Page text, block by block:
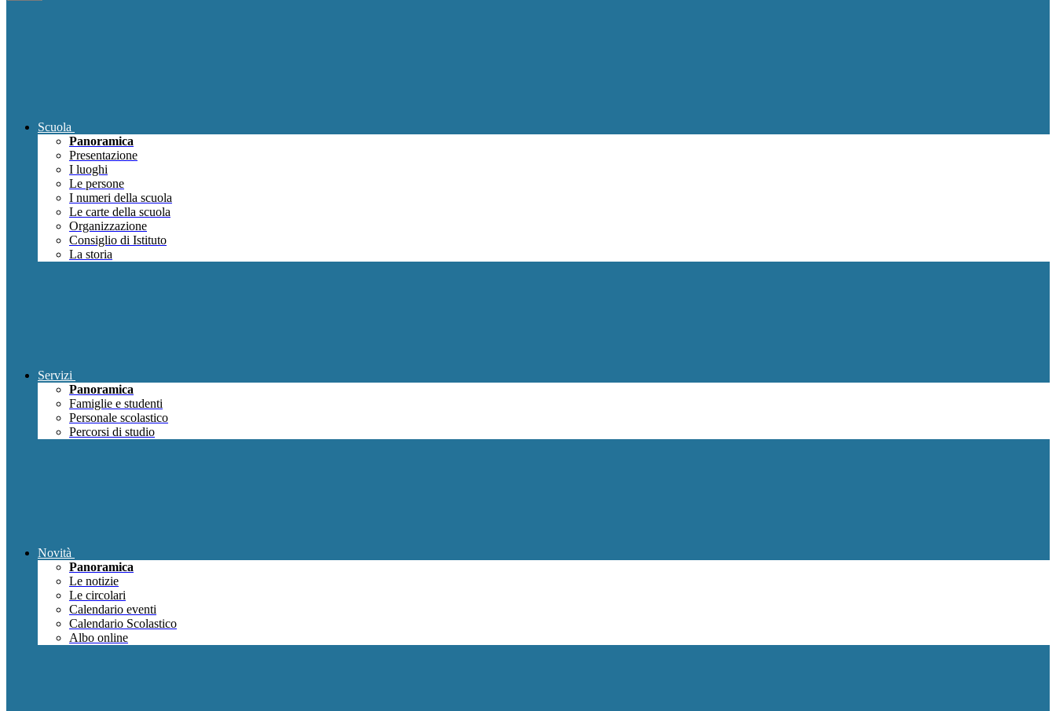
Scuola
Panoramica
Presentazione
I luoghi
Le persone
I numeri della scuola
Le carte della scuola
Organizzazione
Consiglio di Istituto
La storia
Servizi
Panoramica
Famiglie e studenti
Personale scolastico
Percorsi di studio
Novità
Panoramica
Le notizie
Le circolari
Calendario eventi
Calendario Scolastico
Albo online